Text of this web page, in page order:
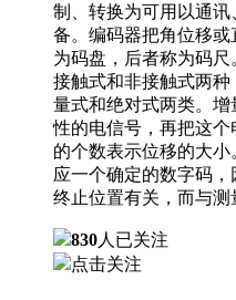
制、转换为可用以通
备。编码器把角位移
为码盘，后者称为码
接触式和非接触式两
量式和绝对式两类。
性的电信号，再把这
的个数表示位移的大
应一个确定的数字码
终止位置有关，而与测
830人已关注
点击关注